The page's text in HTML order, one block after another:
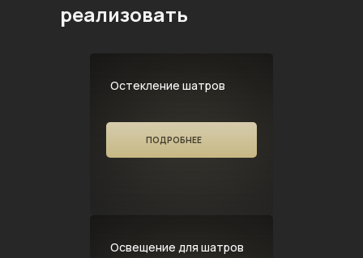
реализовать
Остекление шатров
ПОДРОБНЕЕ
Освещение для шатров